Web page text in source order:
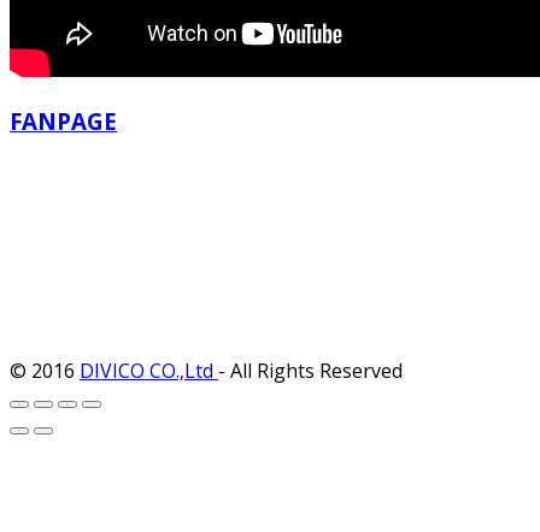
FANPAGE
© 2016 DIVICO CO.,Ltd - All Rights Reserved